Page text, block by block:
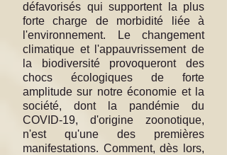
défavorisés qui supportent la plus
forte charge de morbidité liée à
l'environnement. Le changement
climatique et l'appauvrissement de
la biodiversité provoqueront des
chocs écologiques de forte
amplitude sur notre économie et la
société, dont la pandémie du
COVID-19, d'origine zoonotique,
n'est qu'une des premières
manifestations. Comment, dès lors,